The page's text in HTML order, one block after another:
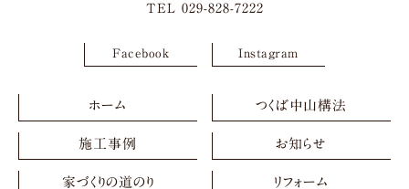
TEL 029-828-7222
Facebook Instagram
ホーム つくば中山構法
施工事例 お知らせ
家づくりの道のり リフォーム